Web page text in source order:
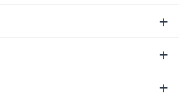
+
+
+